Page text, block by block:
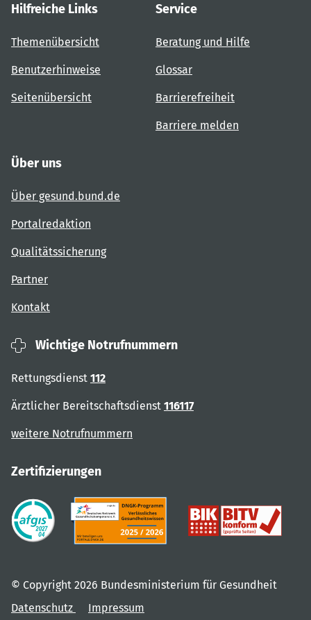
Hilfreiche Links
Themenübersicht
Benutzerhinweise
Seitenübersicht
Service
Beratung und Hilfe
Glossar
Barrierefreiheit
Barriere melden
Über uns
Über gesund.bund.de
Portalredaktion
Qualitätssicherung
Partner
Kontakt
Wichtige Notrufnummern
Rettungsdienst 112
Ärztlicher Bereitschaftsdienst 116117
weitere Notrufnummern
Zertifizierungen
© Copyright 2026 Bundesministerium für Gesundheit
Datenschutz
Impressum